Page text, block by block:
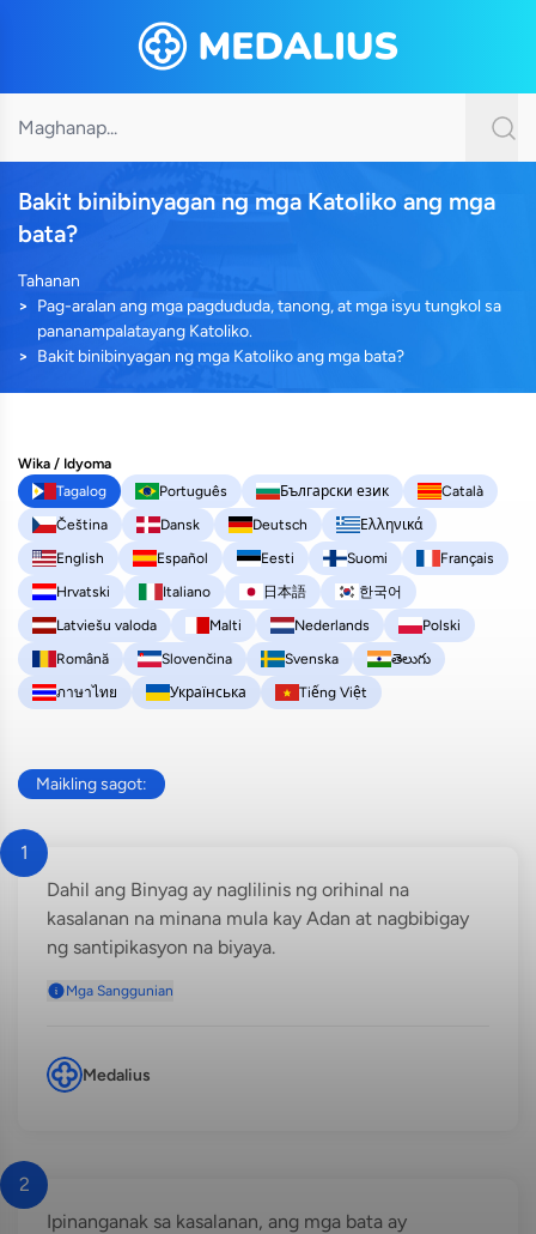
Bakit binibinyagan ng mga Katoliko ang mga
bata?
Tahanan
Pag-aralan ang mga pagdududa, tanong, at mga isyu tungkol sa
pananampalatayang Katoliko.
Bakit binibinyagan ng mga Katoliko ang mga bata?
Wika / Idyoma
Tagalog
Português Български език
Català
Čeština
Dansk Deutsch
Ελληνικά
English
Español Eesti Suomi
Français
Hrvatski
Italiano 日本語
한국어
Latviešu valoda
Malti Nederlands
Polski
Română
Slovenčina Svenska
తెలుగు
ภาษาไทย
Українська Tiếng Việt
Maikling sagot:
1
Dahil ang Binyag ay naglilinis ng orihinal na
kasalanan na minana mula kay Adan at nagbibigay
ng santipikasyon na biyaya.
Mga Sanggunian
Medalius
2
Ipinanganak sa kasalanan, ang mga bata ay